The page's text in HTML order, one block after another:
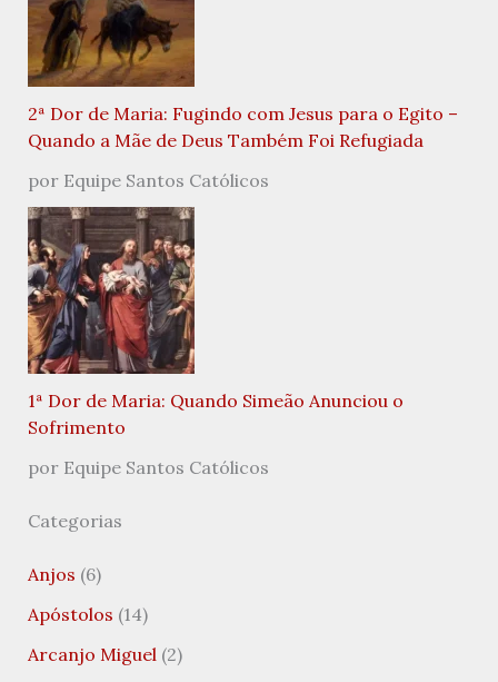
2ª Dor de Maria: Fugindo com Jesus para o Egito –
Quando a Mãe de Deus Também Foi Refugiada
por Equipe Santos Católicos
1ª Dor de Maria: Quando Simeão Anunciou o
Sofrimento
por Equipe Santos Católicos
Categorias
Anjos (6)
Apóstolos (14)
Arcanjo Miguel(2)